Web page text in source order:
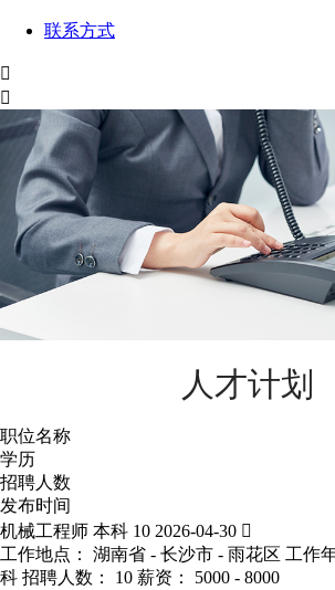
联系方式


人才计划
职位名称
学历
招聘人数
发布时间
机械工程师 本科 10 2026-04-30 
工作地点： 湖南省 - 长沙市 - 雨花区 工作
科 招聘人数： 10 薪资： 5000 - 8000